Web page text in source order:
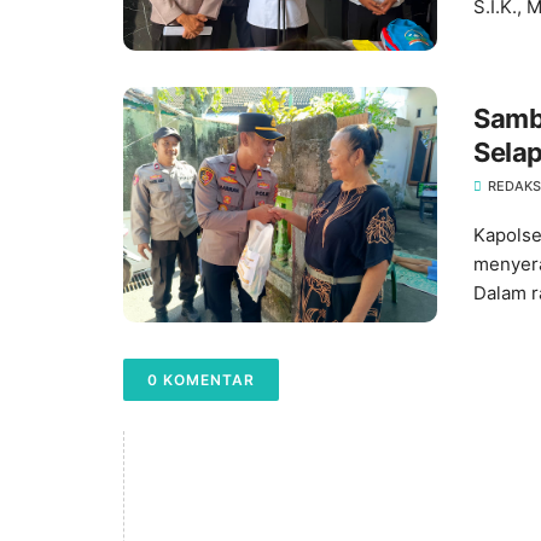
S.I.K.,
Dalam
0 KOMENTAR